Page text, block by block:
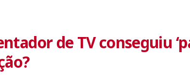
de TV conseguiu